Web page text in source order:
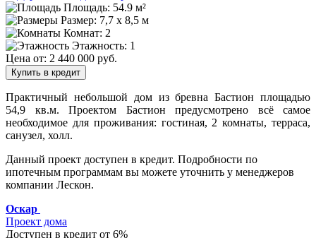
Площадь: 54.9 м²
Размер: 7,7 х 8,5 м
Комнат: 2
Этажность: 1
Цена от: 2 440 000 руб.
Купить в кредит
Практичный небольшой дом из бревна Бастион площадью
54,9 кв.м. Проектом Бастион предусмотрено всё самое
необходимое для проживания: гостиная, 2 комнаты, терраса,
санузел, холл.
Данный проект доступен в кредит. Подробности по
ипотечным программам вы можете уточнить у менеджеров
компании Лескон.
Оскар
Проект дома
Доступен в кредит от 6%